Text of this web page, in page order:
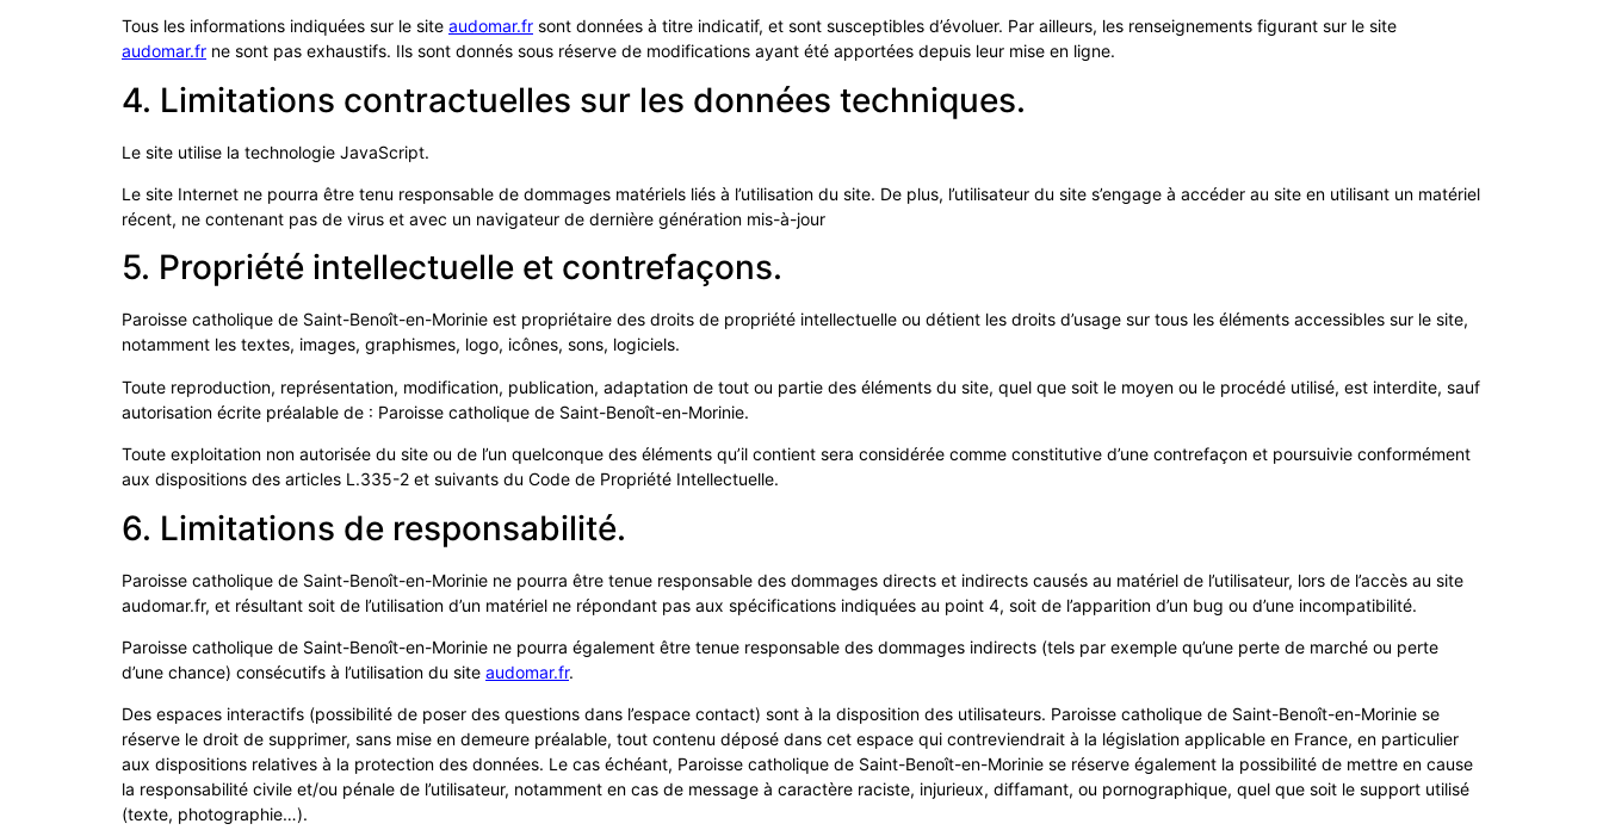
Tous les informations indiquées sur le site audomar.fr sont données à titre indicatif, et sont susceptibles d’évoluer. Par ailleurs, les renseignements figurant sur le site
audomar.fr ne sont pas exhaustifs. Ils sont donnés sous réserve de modifications ayant été apportées depuis leur mise en ligne.
4. Limitations contractuelles sur les données techniques.
Le site utilise la technologie JavaScript.
Le site Internet ne pourra être tenu responsable de dommages matériels liés à l’utilisation du site. De plus, l’utilisateur du site s’engage à accéder au site en utilisant un matériel
récent, ne contenant pas de virus et avec un navigateur de dernière génération mis-à-jour
5. Propriété intellectuelle et contrefaçons.
Paroisse catholique de Saint-Benoît-en-Morinie est propriétaire des droits de propriété intellectuelle ou détient les droits d’usage sur tous les éléments accessibles sur le site,
notamment les textes, images, graphismes, logo, icônes, sons, logiciels.
Toute reproduction, représentation, modification, publication, adaptation de tout ou partie des éléments du site, quel que soit le moyen ou le procédé utilisé, est interdite, sauf
autorisation écrite préalable de : Paroisse catholique de Saint-Benoît-en-Morinie.
Toute exploitation non autorisée du site ou de l’un quelconque des éléments qu’il contient sera considérée comme constitutive d’une contrefaçon et poursuivie conformément
aux dispositions des articles L.335-2 et suivants du Code de Propriété Intellectuelle.
6. Limitations de responsabilité.
Paroisse catholique de Saint-Benoît-en-Morinie ne pourra être tenue responsable des dommages directs et indirects causés au matériel de l’utilisateur, lors de l’accès au site
audomar.fr, et résultant soit de l’utilisation d’un matériel ne répondant pas aux spécifications indiquées au point 4, soit de l’apparition d’un bug ou d’une incompatibilité.
Paroisse catholique de Saint-Benoît-en-Morinie ne pourra également être tenue responsable des dommages indirects (tels par exemple qu’une perte de marché ou perte
d’une chance) consécutifs à l’utilisation du site audomar.fr.
Des espaces interactifs (possibilité de poser des questions dans l’espace contact) sont à la disposition des utilisateurs. Paroisse catholique de Saint-Benoît-en-Morinie se
réserve le droit de supprimer, sans mise en demeure préalable, tout contenu déposé dans cet espace qui contreviendrait à la législation applicable en France, en particulier
aux dispositions relatives à la protection des données. Le cas échéant, Paroisse catholique de Saint-Benoît-en-Morinie se réserve également la possibilité de mettre en cause
la responsabilité civile et/ou pénale de l’utilisateur, notamment en cas de message à caractère raciste, injurieux, diffamant, ou pornographique, quel que soit le support utilisé
(texte, photographie…).